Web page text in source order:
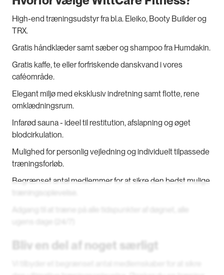
High-end træningsudstyr fra bl.a. Eleiko, Booty Builder og
TRX.
Gratis håndklæder samt sæber og shampoo fra Humdakin.
Gratis kaffe, te eller forfriskende danskvand i vores
caféområde.
Elegant miljø med eksklusiv indretning samt flotte, rene
omklædningsrum.
Infarød sauna - ideel til restitution, afslapning og øget
blodcirkulation.
Mulighed for personlig vejledning og individuelt tilpassede
træningsforløb.
Begrænset antal medlemmer for at sikre den bedst mulige
Bliv en del af noget særligt